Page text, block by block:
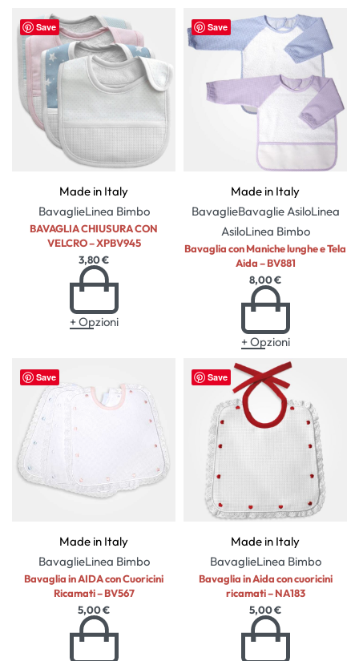
Save
Made in Italy
BavaglieLinea Bimbo
BAVAGLIA CHIUSURA CON
VELCRO – XPBV945
3,80€
+ Opzioni
Save
Made in Italy
BavaglieBavaglie AsiloLinea
AsiloLinea Bimbo
Bavaglia con Maniche lunghe e Tela
Aida – BV881
8,00€
+ Opzioni
Save
Made in Italy
BavaglieLinea Bimbo
Bavaglia in AIDA con Cuoricini
Ricamati – BV567
5,00€
Save
Made in Italy
BavaglieLinea Bimbo
Bavaglia in Aida con cuoricini
ricamati – NA183
5,00€